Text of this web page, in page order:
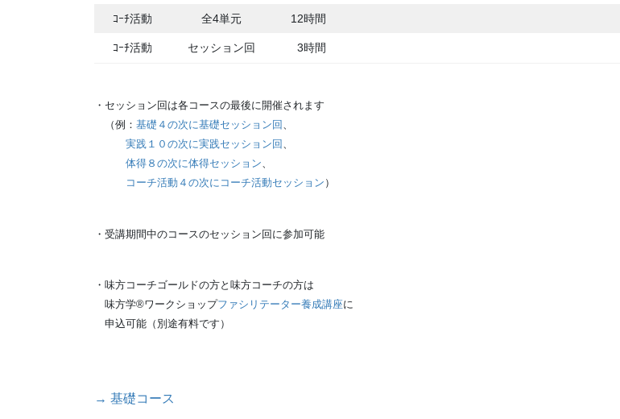
ｺｰﾁ活動 全4単元 12時間
ｺｰﾁ活動 セッション回 3時間
・セッション回は各コースの最後に開催されます
（例： 基礎４の次に基礎セッション回 、
実践１０の次に実践セッション回 、
体得８の次に体得セッション、
コーチ活動４の次にコーチ活動セッション ）
・受講期間中のコースのセッション回に参加可能
・味方コーチゴールドの方と味方コーチの方は
味方学®ワークショップファシリテーター養成講座に
申込可能（別途有料です）
→ 基礎コース